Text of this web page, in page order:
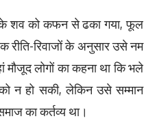
शव को कफन से ढका गया, फूल
रीति-रिवाजों के अनुसार उसे नम
मौजूद लोगों का कहना था कि भले
न हो सकी, लेकिन उसे सम्मान
का कर्तव्य था।